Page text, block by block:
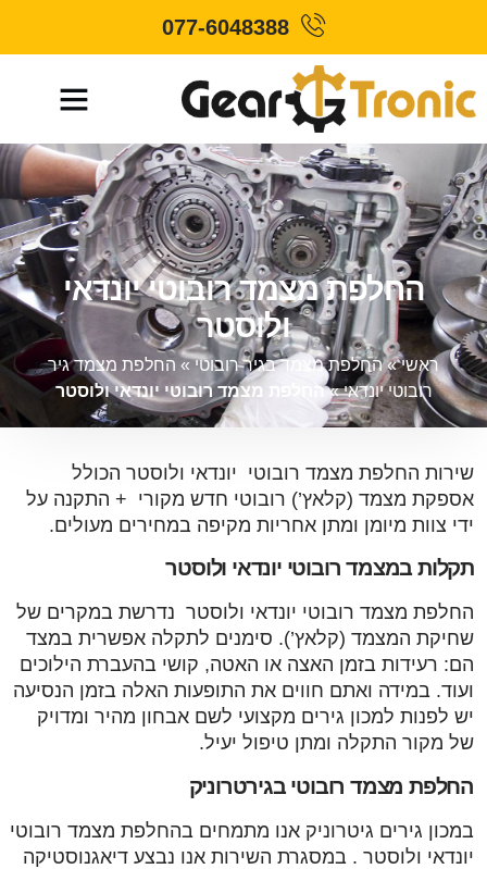
077-6048388
החלפת מצמד רובוטי יונדאי
ולוסטר
ראשי»החלפת מצמד בגיר רובוטי» החלפת מצמד גיר
רובוטי יונדאי»החלפת מצמד רובוטי יונדאי ולוסטר
שירות החלפת מצמד רובוטי יונדאי ולוסטר הכולל
אספקת מצמד (קלאץ’) רובוטי חדש מקורי + התקנה על
ידי צוות מיומן ומתן אחריות מקיפה במחירים מעולים.
תקלות במצמד רובוטי יונדאי ולוסטר
החלפת מצמד רובוטי יונדאי ולוסטר נדרשת במקרים של
שחיקת המצמד (קלאץ’). סימנים לתקלה אפשרית במצד
הם: רעידות בזמן האצה או האטה, קושי בהעברת הילוכים
ועוד. במידה ואתם חווים את התופעות האלה בזמן הנסיעה
יש לפנות למכון גירים מקצועי לשם אבחון מהיר ומדויק
של מקור התקלה ומתן טיפול יעיל.
החלפת מצמד רובוטי בגירטרוניק
במכון גירים גיטרוניק אנו מתמחים בהחלפת מצמד רובוטי
יונדאי ולוסטר . במסגרת השירות אנו נבצע דיאגנוסטיקה